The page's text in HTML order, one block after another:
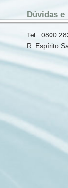
Dúvidas e
Tel.: 0800
R. Espírito